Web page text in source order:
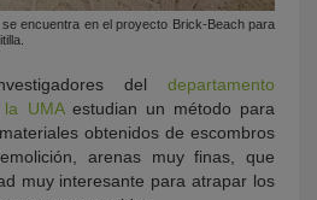
encuentra en el proyecto Brick-Beach para
del departamento
UMAestudian un método para
obtenidos de escombros
arenas muy finas, que
muy interesante para atrapar los